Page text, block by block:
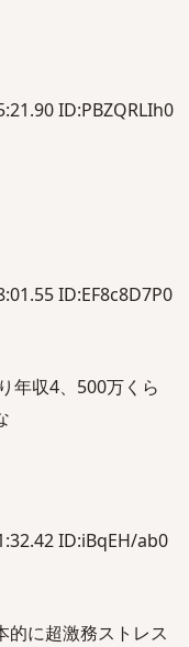
ID:PBZQRLIh0
ID:EF8c8D7P0
年収4、500万くら
ID:iBqEH/ab0
的に超激務ストレス